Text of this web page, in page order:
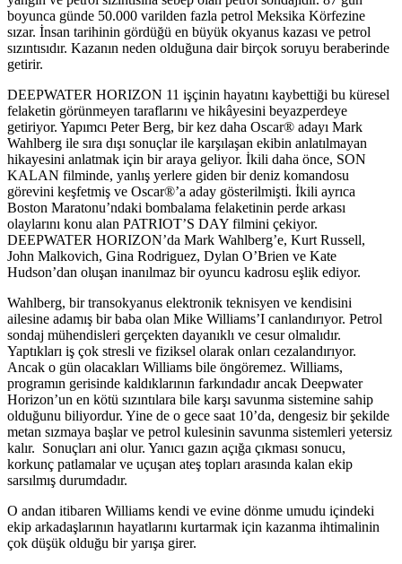
boyunca günde 50.000 varilden fazla petrol Meksika Körfezine
sızar. İnsan tarihinin gördüğü en büyük okyanus kazası ve petrol
sızıntısıdır. Kazanın neden olduğuna dair birçok soruyu beraberinde
getirir.
DEEPWATER HORIZON 11 işçinin hayatını kaybettiği bu küresel
felaketin görünmeyen taraflarını ve hikâyesini beyazperdeye
getiriyor. Yapımcı Peter Berg, bir kez daha Oscar® adayı Mark
Wahlberg ile sıra dışı sonuçlar ile karşılaşan ekibin anlatılmayan
hikayesini anlatmak için bir araya geliyor. İkili daha önce, SON
KALAN filminde, yanlış yerlere giden bir deniz komandosu
görevini keşfetmiş ve Oscar®’a aday gösterilmişti. İkili ayrıca
Boston Maratonu’ndaki bombalama felaketinin perde arkası
olaylarını konu alan PATRIOT’S DAY filmini çekiyor.
DEEPWATER HORIZON’da Mark Wahlberg’e, Kurt Russell,
John Malkovich, Gina Rodriguez, Dylan O’Brien ve Kate
Hudson’dan oluşan inanılmaz bir oyuncu kadrosu eşlik ediyor.
Wahlberg, bir transokyanus elektronik teknisyen ve kendisini
ailesine adamış bir baba olan Mike Williams’I canlandırıyor. Petrol
sondaj mühendisleri gerçekten dayanıklı ve cesur olmalıdır.
Yaptıkları iş çok stresli ve fiziksel olarak onları cezalandırıyor.
Ancak o gün olacakları Williams bile öngöremez. Williams,
programın gerisinde kaldıklarının farkındadır ancak Deepwater
Horizon’un en kötü sızıntılara bile karşı savunma sistemine sahip
olduğunu biliyordur. Yine de o gece saat 10’da, dengesiz bir şekilde
metan sızmaya başlar ve petrol kulesinin savunma sistemleri yetersiz
kalır. Sonuçları ani olur. Yanıcı gazın açığa çıkması sonucu,
korkunç patlamalar ve uçuşan ateş topları arasında kalan ekip
sarsılmış durumdadır.
O andan itibaren Williams kendi ve evine dönme umudu içindeki
ekip arkadaşlarının hayatlarını kurtarmak için kazanma ihtimalinin
çok düşük olduğu bir yarışa girer.